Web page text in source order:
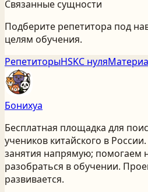
Связанные сущности
Подберите репетитора под
целям обучения.
РепетиторыHSKС нуля
Бонихуа
Бесплатная площадка для
учеников китайского в России
занятия напрямую; помогаем
разобраться в обучении.
развивается.